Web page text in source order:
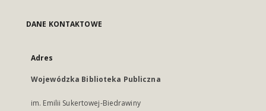
DANE KONTAKTOWE
Adres
Wojewódzka Biblioteka Publiczna
im. Emilii Sukertowej-Biedrawiny